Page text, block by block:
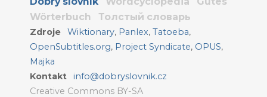
Wörterbuch
Толстый словарь
Zdroje Wiktionary, Panlex,Tatoeba,
OpenSubtitles.org, Project Syndicate, OPUS,
Majka
Kontakt
info@dobryslovnik.cz
Creative Commons BY-SA